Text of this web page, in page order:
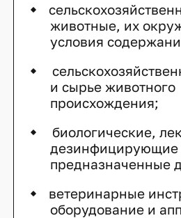
животные, их
условия
и сырье животного
происхождения;
биологические,
дезинфицирующие
предназначенные
ветеринарные
оборудование и